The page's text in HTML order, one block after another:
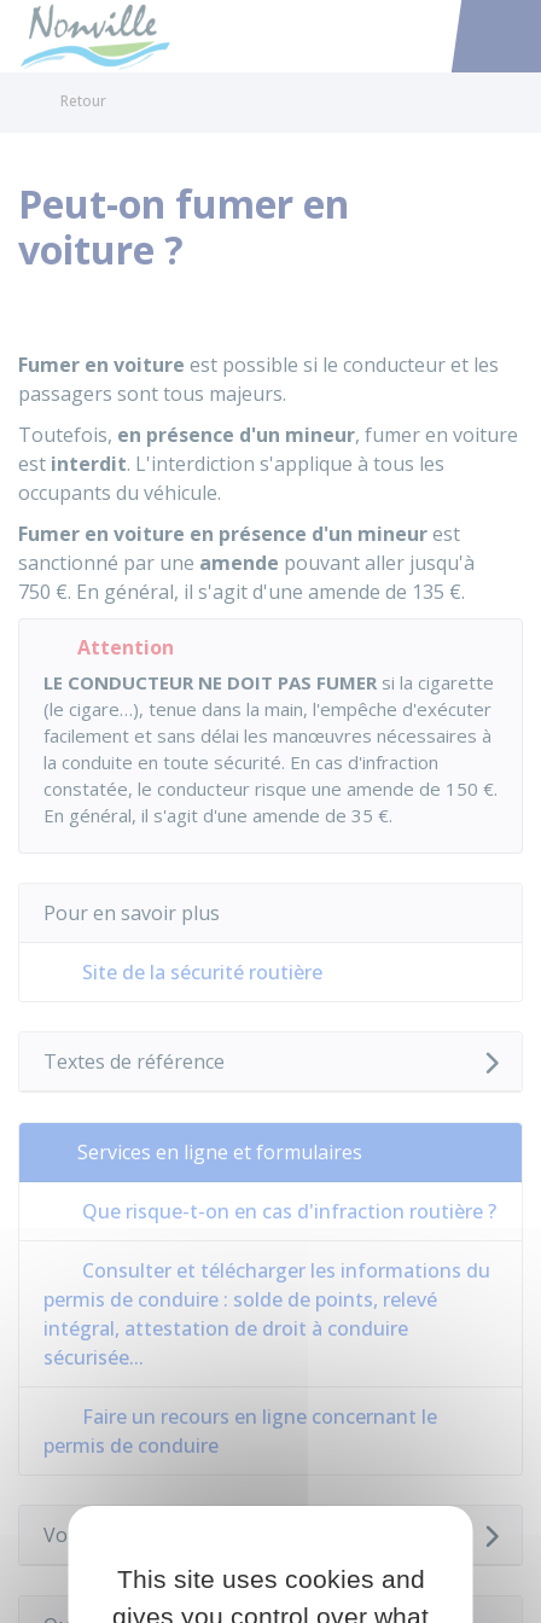
Accéder
Retour
Peut-on fumer en
voiture ?
Fumer en voiture est possible si le conducteur et les
passagers sont tous majeurs.
Toutefois, en présence d'un mineur, fumer en voiture
est interdit. L'interdiction s'applique à tous les
occupants du véhicule.
Fumer en voiture en présence d'un mineurest
sanctionné par une amende pouvant aller jusqu'à
750 €. En général, il s'agit d'une amende de 135 €.
Attention
LE CONDUCTEUR NE DOIT PAS FUMER si la cigarette
(le cigare…), tenue dans la main, l'empêche d'exécuter
facilement et sans délai les manœuvres nécessaires à
la conduite en toute sécurité. En cas d'infraction
constatée, le conducteur risque une amende de 150 €.
En général, il s'agit d'une amende de 35 €.
Pour en savoir plus
Site de la sécurité routière
Textes de référence
Services en ligne et formulaires
Que risque-t-on en cas d'infraction routière ?
Consulter et télécharger les informations du
permis de conduire : solde de points, relevé
intégral, attestation de droit à conduire
sécurisée...
Faire un recours en ligne concernant le
permis de conduire
Voir aussi
This site uses cookies and
gives you control over what